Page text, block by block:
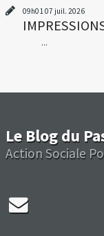
09h01 07 juil. 2026
...
Le Blog du
Action Sociale